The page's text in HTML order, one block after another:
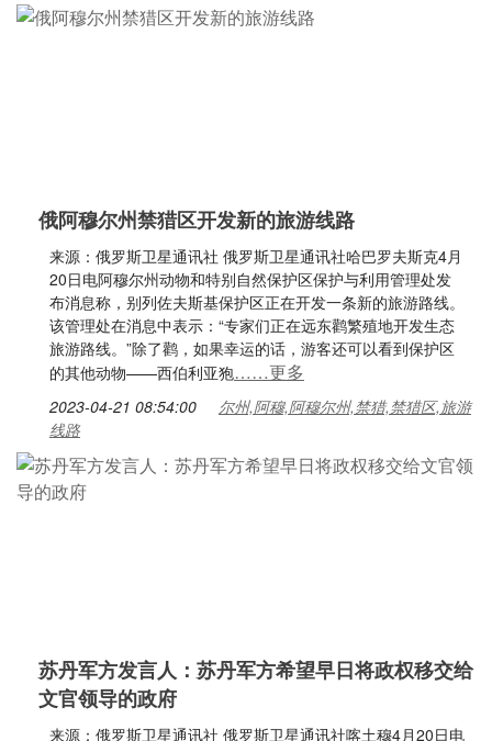
俄阿穆尔州禁猎区开发新的旅游线路
来源：俄罗斯卫星通讯社 俄罗斯卫星通讯社哈巴罗夫斯克4月
20日电阿穆尔州动物和特别自然保护区保护与利用管理处发
布消息称，别列佐夫斯基保护区正在开发一条新的旅游路线。
该管理处在消息中表示：“专家们正在远东鹳繁殖地开发生态
旅游路线。”除了鹳，如果幸运的话，游客还可以看到保护区
的其他动物——西伯利亚狍……更多
2023-04-21 08:54:00
尔州,阿穆,阿穆尔州,禁猎,禁猎区,旅游
线路
苏丹军方发言人：苏丹军方希望早日将政权移交给
文官领导的政府
来源：俄罗斯卫星通讯社 俄罗斯卫星通讯社喀土穆4月20日电